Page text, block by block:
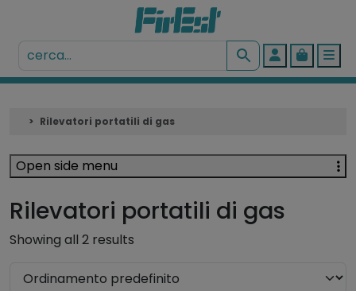
Account
Cart
Rilevatori portatili di gas
Rilevatori portatili di gas
Showing all 2 results
Open side menu